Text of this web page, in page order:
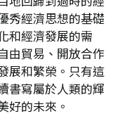
秀經濟思想的基礎
和經濟發展的需
由貿易、開放合作
展和繁榮。只有這
書寫屬於人類的輝
好的未來。